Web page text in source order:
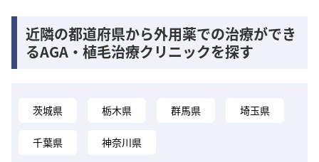
近隣の都道府県から外用薬での治療ができ
るAGA・植毛治療クリニックを探す
茨城県 栃木県 群馬県 埼玉県
千葉県 神奈川県